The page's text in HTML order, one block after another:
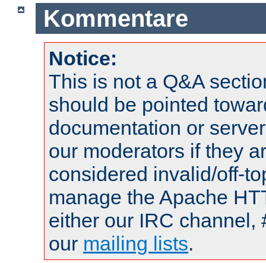
Kommentare
Notice:
This is not a Q&A
should be pointed
documentation or
our moderators if they
considered invalid/off-
manage the Apache
either our IRC channel,
our mailing lists.